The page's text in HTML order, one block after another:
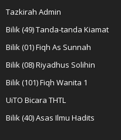
Tazkirah Admin
Bilik (49) Tanda-tanda Kiamat
Bilik (01) Fiqh As Sunnah
Bilik (08) Riyadhus Solihin
Bilik (101) Fiqh Wanita 1
UiTO Bicara THTL
Bilik (40) Asas Ilmu Hadits